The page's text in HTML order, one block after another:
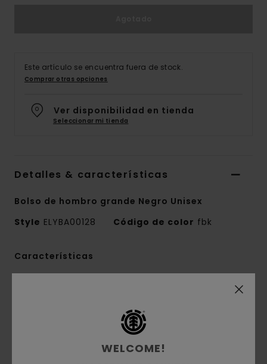
Este artículo se encuentra fuera de stock.
Comprar otras opciones
Ver disponibilidad en tienda
Seleccionar mi tienda
Detalles & características
Bolso de hombro grande Negro Unisex
Style ELYBA00128 Código de color fbk
Características
121 g/m2
un gran compartimento
principal con cremallera, un bolsillo interior con
WELCOME!